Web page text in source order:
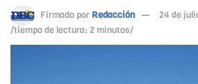
Firmado por Redacción
24 de
/tiempo de lectura: 2 minutos/